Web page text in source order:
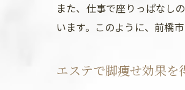
また、仕事で座りっぱなし
います。このように、前橋
エステで脚痩せ効果を